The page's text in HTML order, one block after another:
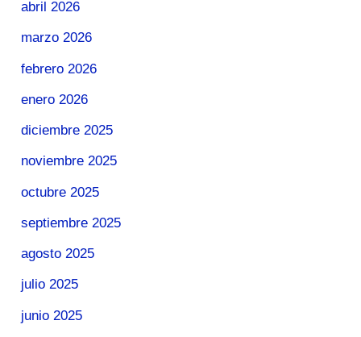
abril 2026
marzo 2026
febrero 2026
enero 2026
diciembre 2025
noviembre 2025
octubre 2025
septiembre 2025
agosto 2025
julio 2025
junio 2025